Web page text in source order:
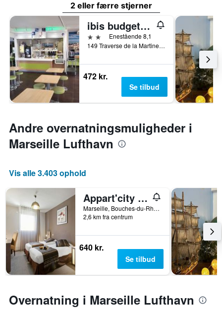
2 eller færre stjerner
ibis budget Marseille La Valentine
2 stjernerEnestående 8,1
149 Traverse de la Martine, Marseille, Bouches-du-Rhône, Frankrig
472 kr.
Se tilbud
Andre overnatningsmuligheder i
Marseille Lufthavn
Vis alle 3.403 ophold
Appart'city Marseille Centre Prado
Marseille, Bouches-du-Rhône, Frankrig
2,6 km fra centrum
640 kr.
Se tilbud
Overnatning i Marseille Lufthavn